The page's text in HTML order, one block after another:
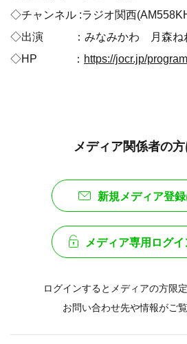
◇チャンネル :ラジオ関西
◇出演 ：みなみかわ 月森ね
◇HP ： https://jocr.jp/
メディア関係者の
新規メディア登
メディア専用ログイ
ログインするとメディアの方限
お問い合わせ先や情報がご